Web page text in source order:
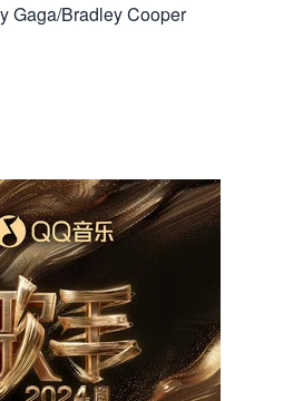
Gaga/Bradley Cooper